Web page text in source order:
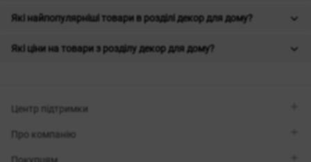
Які найпопулярніші товари в розділі декор для дому?
Які ціни на товари з розділу декор для дому?
Центр підтримки
Viber
Передзвоніть мені
Про компанію
Про бренд
Покупцям